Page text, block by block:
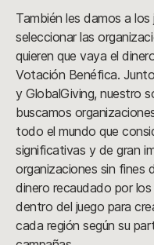
También les damos a
seleccionar las
quieren que vaya el
Votación Benéfica.
y GlobalGiving, nuestro
buscamos
todo el mundo que
significativas y de gran
organizaciones sin fines
dinero recaudado por
dentro del juego para
cada región según su